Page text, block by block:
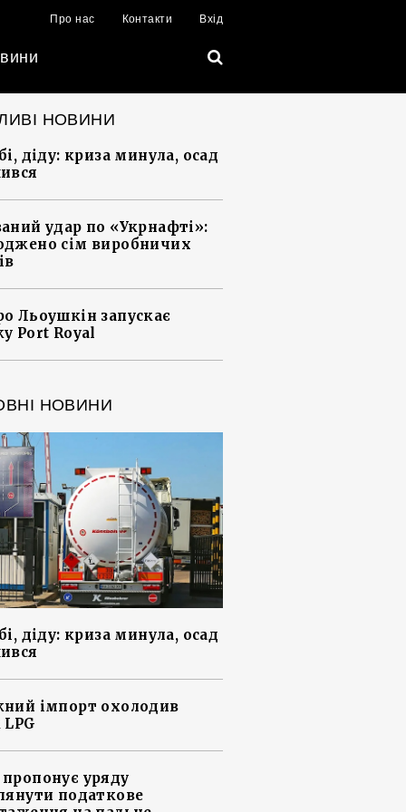
Про нас Контакти Вхід
НОВИНИ
діду: криза минула, осад
удар по «Укрнафті»:
сім виробничих
Льоушкін запускає
Port Royal
НОВИНИ
діду: криза минула, осад
імпорт охолодив
уряду
податкове